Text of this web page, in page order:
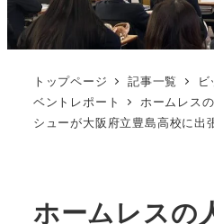
トップページ 記事一覧
ベントレポート
ホームレス
シューが大阪府立豊島高校に出
ホームレスの